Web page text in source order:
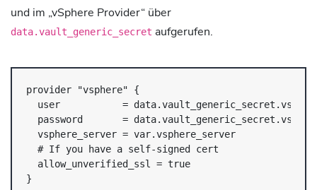
und im „vSphere Provider“ über
data.vault_generic_secret aufgerufen.
provider "vsphere" {
user           =
password       =
  vsphere_server = var.vsphere_server
  # If you have a self-signed cert
  allow_unverified_ssl = true
}